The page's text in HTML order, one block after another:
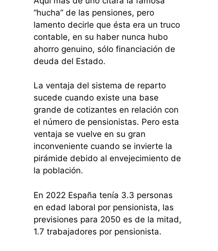
“hucha” de las pensiones, pero
lamento decirle que ésta era un truco
contable, en su haber nunca hubo
ahorro genuino, sólo financiación de
deuda del Estado.
La ventaja del sistema de reparto
sucede cuando existe una base
grande de cotizantes en relación con
el número de pensionistas. Pero esta
ventaja se vuelve en su gran
inconveniente cuando se invierte la
pirámide debido al envejecimiento de
la población.
En 2022 España tenía 3.3 personas
en edad laboral por pensionista, las
previsiones para 2050 es de la mitad,
1.7 trabajadores por pensionista.